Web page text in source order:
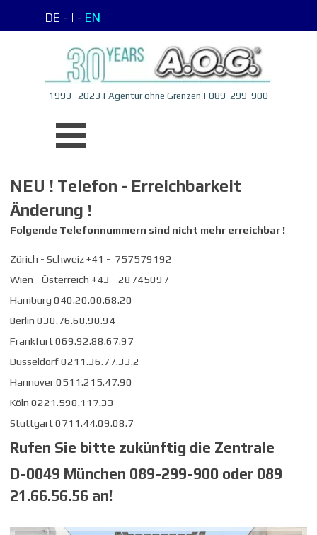
DE - | - EN
1993 -2023 | Agentur ohne Grenzen | 089-299-900
NEU ! Telefon - Erreichbarkeit
Änderung !
Folgende Telefonnummern sind nicht mehr erreichbar !
Zürich - Schweiz +41 - 757579192
Wien - Österreich +43 - 28745097
Hamburg 040.20.00.68.20
Berlin 030.76.68.90.94
Frankfurt 069.92.88.67.97
Düsseldorf 0211.36.77.33.2
Hannover 0511.215.47.90
Köln 0221.598.117.33
Stuttgart 0711.44.09.08.7
Rufen Sie bitte zukünftig die Zentrale
D-0049 München 089-299-900 oder 089
21.66.56.56 an!